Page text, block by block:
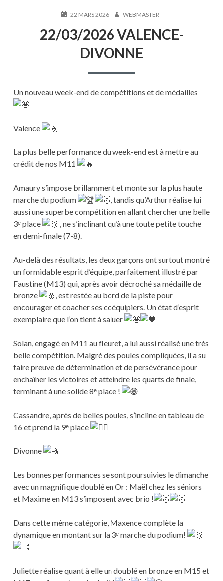
PUBLIÉ22 MARS 2026 AUTEUR
WEBMASTER
22/03/2026 VALENCE-
DIVONNE
Un nouveau week-end de compétitions et de médailles
Valence
La plus belle performance du week-end est à mettre au
crédit de nos M11
Amaury s’impose brillamment et monte sur la plus haute
marche du podium
, tandis qu’Arthur réalise lui
aussi une superbe compétition en allant chercher une belle
3ᵉ place
, ne s’inclinant qu’à une toute petite touche
en demi-finale (7-8).
Au-delà des résultats, les deux garçons ont surtout montré
un formidable esprit d’équipe, parfaitement illustré par
Faustine (M13) qui, après avoir décroché sa médaille de
bronze
, est restée au bord de la piste pour
encourager et coacher ses coéquipiers. Un état d’esprit
exemplaire que l’on tient à saluer
Solan, engagé en M11 au fleuret, a lui aussi réalisé une très
belle compétition. Malgré des poules compliquées, il a su
faire preuve de détermination et de persévérance pour
enchaîner les victoires et atteindre les quarts de finale,
terminant à une solide 8ᵉ place !
Cassandre, après de belles poules, s’incline en tableau de
16 et prend la 9ᵉ place
Divonne
Les bonnes performances se sont poursuivies le dimanche
avec un magnifique doublé en Or : Maël chez les séniors
et Maxime en M13 s’imposent avec brio !
Dans cette même catégorie, Maxence complète la
dynamique en montant sur la 3ᵉ marche du podium!
Juliette réalise quant à elle un doublé en bronze en M15 et